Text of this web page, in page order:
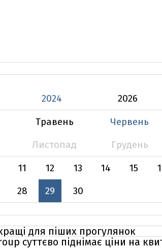
2024
2026
Травень
Червень
Листопад
Грудень
11 12 13 14 15
28 29 30
для піших прогулянок
суттєво піднімає ціни на